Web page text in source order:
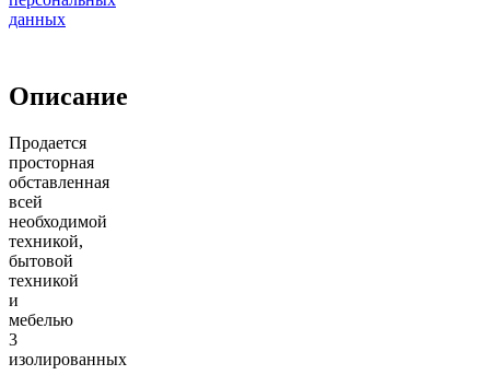
данных
Описание
Продается
просторная
обставленная
всей
необходимой
техникой,
бытовой
техникой
и
мебелью
3
изолированных